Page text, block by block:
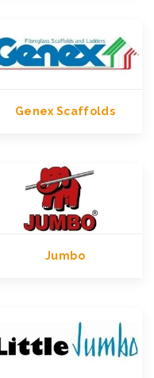
Genex Scaffolds
Jumbo